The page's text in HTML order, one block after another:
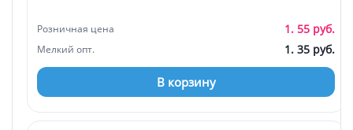
Розничная цена 1. 55 руб.
Мелкий опт. 1. 35 руб.
В корзину